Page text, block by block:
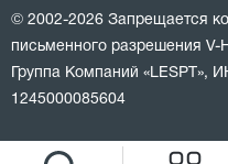
© 2002-2026 Запрещается
письменного разрешения V-
Группа Компаний «LESPT»,
1245000085604